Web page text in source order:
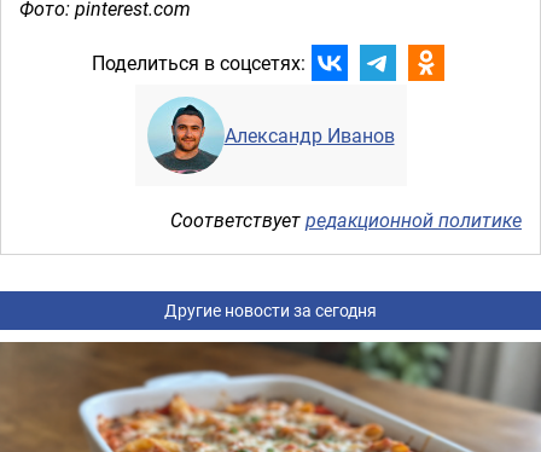
Фото: pinterest.com
Поделиться в соцсетях:
Александр Иванов
Соответствуетредакционной политике
Другие новости за сегодня